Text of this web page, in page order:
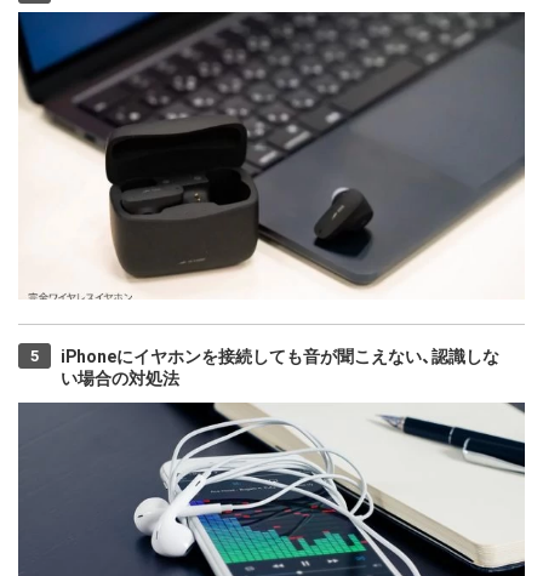
iPhoneにイヤホンを接続しても音が聞こえない、認識しな
い場合の対処法